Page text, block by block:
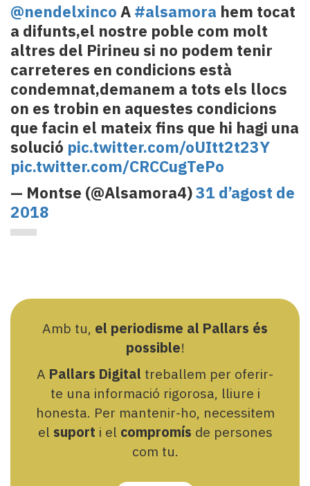
@nendelxinco A #alsamora hem tocat
a difunts,el nostre poble com molt
altres del Pirineu si no podem tenir
carreteres en condicions està
condemnat,demanem a tots els llocs
on es trobin en aquestes condicions
que facin el mateix fins que hi hagi una
solució pic.twitter.com/oUItt2t23Y
pic.twitter.com/CRCCugTePo
— Montse (@Alsamora4)31 d’agost de
2018
Amb tu, el periodisme al Pallars és
possible!
A Pallars Digital treballem per oferir-
te una informació rigorosa, lliure i
honesta. Per mantenir-ho, necessitem
el suport i el compromís de persones
com tu.